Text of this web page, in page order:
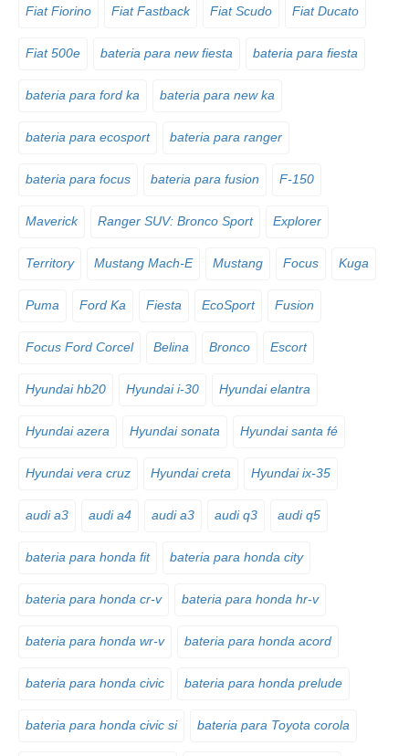
Fiat Fiorino Fiat Fastback Fiat Scudo Fiat Ducato
Fiat 500e bateria para new fiesta bateria para fiesta
bateria para ford ka bateria para new ka
bateria para ecosport bateria para ranger
bateria para focus bateria para fusion F-150
Maverick Ranger SUV: Bronco Sport Explorer
Territory Mustang Mach-E Mustang Focus Kuga
Puma Ford Ka Fiesta EcoSport Fusion
Focus Ford Corcel Belina Bronco Escort
Hyundai hb20 Hyundai i-30 Hyundai elantra
Hyundai azera Hyundai sonata Hyundai santa fé
Hyundai vera cruz Hyundai creta Hyundai ix-35
audi a3 audi a4 audi a3 audi q3 audi q5
bateria para honda fit bateria para honda city
bateria para honda cr-v bateria para honda hr-v
bateria para honda wr-v bateria para honda acord
bateria para honda civic bateria para honda prelude
bateria para honda civic si bateria para Toyota corola